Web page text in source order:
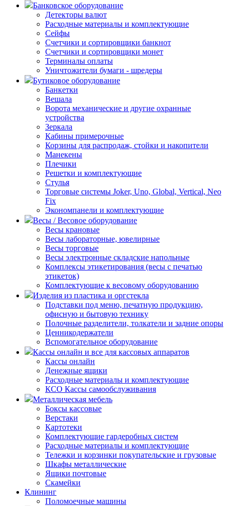
Банковское оборудование
Детекторы валют
Расходные материалы и комплектующие
Сейфы
Счетчики и сортировщики банкнот
Счетчики и сортировщики монет
Терминалы оплаты
Уничтожители бумаги - шредеры
Бутиковое оборудование
Банкетки
Вешала
Ворота механические и другие охранные
устройства
Зеркала
Кабины примерочные
Корзины для распродаж, стойки и накопители
Манекены
Плечики
Решетки и комплектующие
Стулья
Торговые системы Joker, Uno, Global, Vertical, Neo
Fix
Экономпанели и комплектующие
Весы / Весовое оборудование
Весы крановые
Весы лабораторные, ювелирные
Весы торговые
Весы электронные складские напольные
Комплексы этикетирования (весы с печатью
этикеток)
Комплектующие к весовому оборудованию
Изделия из пластика и оргстекла
Подставки под меню, печатную продукцию,
офисную и бытовую технику
Полочные разделители, толкатели и задние опоры
Ценникодержатели
Вспомогательное оборудование
Кассы онлайн и все для кассовых аппаратов
Кассы онлайн
Денежные ящики
Расходные материалы и комплектующие
КСО Кассы самообслуживания
Металлическая мебель
Боксы кассовые
Верстаки
Картотеки
Комплектующие гардеробных систем
Расходные материалы и комплектующие
Тележки и корзинки покупательские и грузовые
Шкафы металлические
Ящики почтовые
Скамейки
Клининг
Поломоечные машины